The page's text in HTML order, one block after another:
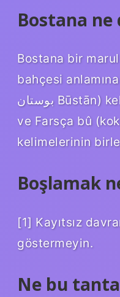
Bostana ne
Bostana bir
bahçesi
بوستان Būstān) kelimesinden türemiştir
ve Farsça bû
kelimelerinin
Boşlamak
[1] Kayıtsız
göstermeyin.
Ne bu